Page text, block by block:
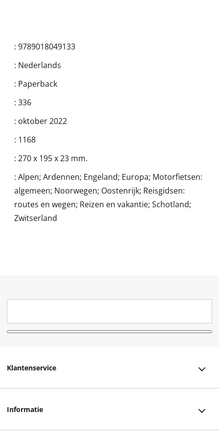
: 9789018049133
: Nederlands
: Paperback
: 336
: oktober 2022
: 1168
: 270 x 195 x 23 mm.
: Alpen; Ardennen; Engeland; Europa; Motorfietsen:
algemeen; Noorwegen; Oostenrijk; Reisgidsen:
routes en wegen; Reizen en vakantie; Schotland;
Zwitserland
Klantenservice
Informatie